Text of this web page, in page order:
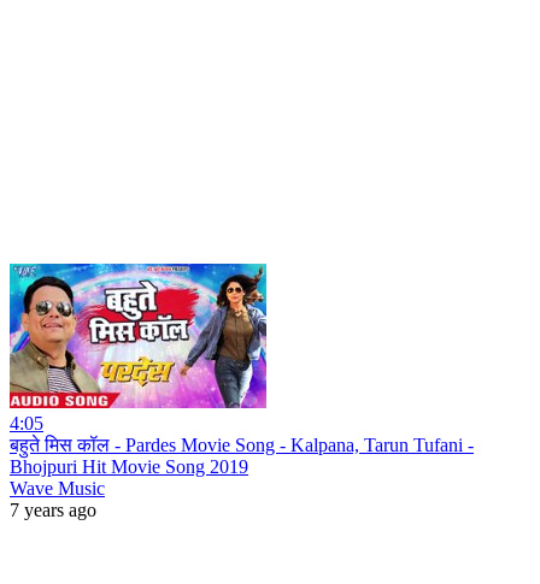
4:05
बहुते मिस कॉल - Pardes Movie Song - Kalpana, Tarun Tufani -
Bhojpuri Hit Movie Song 2019
Wave Music
7 years ago